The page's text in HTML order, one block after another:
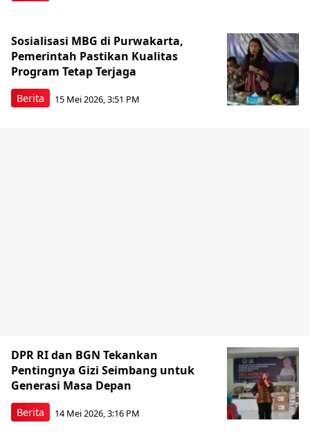
Berita
Sosialisasi MBG di Purwakarta,
Pemerintah Pastikan Kualitas
Program Tetap Terjaga
15 Mei 2026, 3:51 PM
Berita
DPR RI dan BGN Tekankan
Pentingnya Gizi Seimbang untuk
Generasi Masa Depan
14 Mei 2026, 3:16 PM